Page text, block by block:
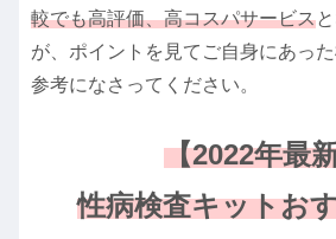
較でも高評価、高コスパサービス
が、ポイントを見てご自身にあっ
参考になさってください。
【2022年最
性病検査キットお